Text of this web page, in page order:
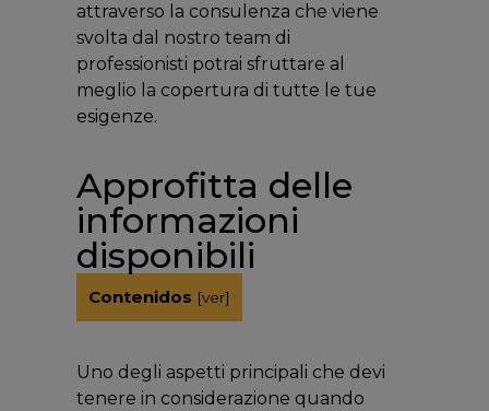
attraverso la consulenza che viene
svolta dal nostro team di
professionisti potrai sfruttare al
meglio la copertura di tutte le tue
esigenze.
Approfitta delle
informazioni
disponibili
Contenidos [ver]
Uno degli aspetti principali che devi
tenere in considerazione quando